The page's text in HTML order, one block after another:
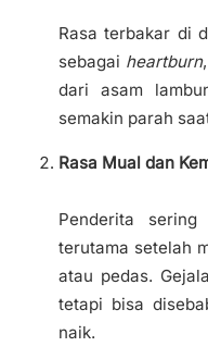
Rasa terbakar di
sebagai heartburn
dari asam
semakin parah
Rasa Mual dan
Penderita
terutama setelah
atau pedas.
tetapi bisa
naik.